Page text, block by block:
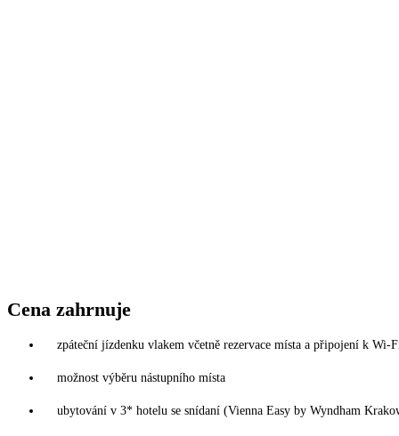
Cena zahrnuje
zpáteční jízdenku vlakem včetně rezervace místa a připojení k Wi-
možnost výběru nástupního místa
ubytování v 3* hotelu se snídaní (Vienna Easy by Wyndham